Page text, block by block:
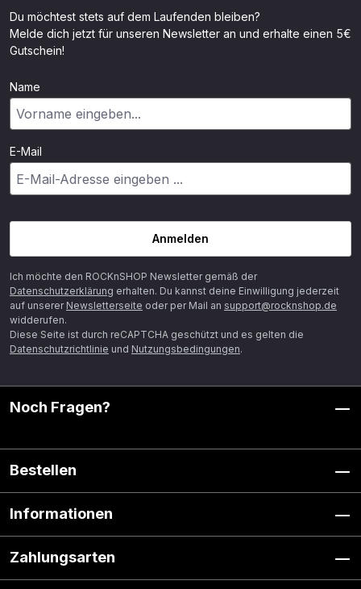
Du möchtest stets auf dem Laufenden bleiben?
Melde dich jetzt für unseren Newsletter an und erhalte einen 5€
Gutschein!
Name
E-Mail
Anmelden
Ich möchte den ROCKnSHOP Newsletter gemäß der
Datenschutzerklärung erhalten. Du kannst deine Einwilligung jederzeit
auf unserer Newsletterseite oder per Mail an support@rocknshop.de
widderufen.
Diese Seite ist durch reCAPTCHA geschützt und es gelten die
Datenschutzrichtlinie und Nutzungsbedingungen.
Noch Fragen?
Bestellen
Informationen
Zahlungsarten